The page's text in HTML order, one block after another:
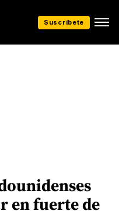
Suscríbete
en fuerte de